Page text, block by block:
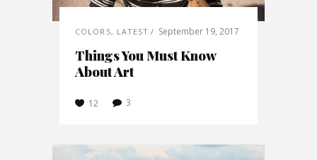
COLORS, LATEST September 19, 2017
Things You Must Know
About Art
12 3